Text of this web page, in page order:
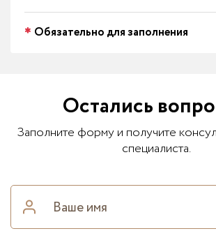
Обязательно для заполнения
Остались
Заполните форму и получите
специалиста.